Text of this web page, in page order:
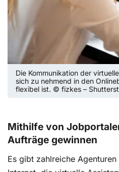
Die Kommunikation der
sich zu nehmend in den
flexibel ist. © fizkes –
Mithilfe von
Aufträge gewinnen
Es gibt zahlreiche